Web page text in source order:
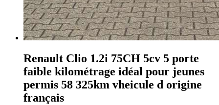
Renault Clio 1.2i 75CH 5cv 5 porte
faible kilométrage idéal pour jeunes
permis 58 325km vheicule d origine
français